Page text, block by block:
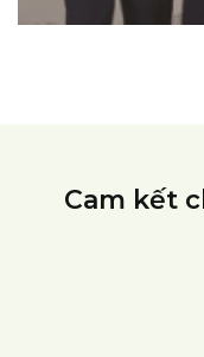
Cam kết